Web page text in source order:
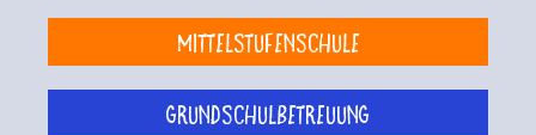
Mittelstufenschule
Grundschulbetreuung